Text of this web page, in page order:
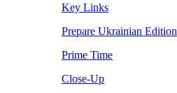
Key Links
Prepare Ukrainian Edition
Prime Time
Close-Up